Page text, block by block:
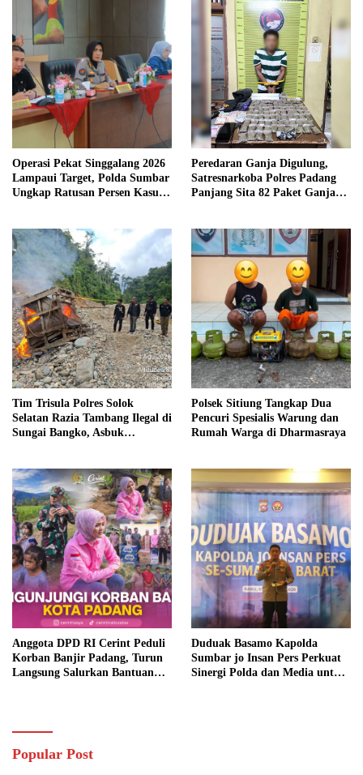
Operasi Pekat Singgalang 2026
Lampaui Target, Polda Sumbar
Ungkap Ratusan Persen Kasus
Peredaran Ganja Digulung,
Satresnarkoba Polres Padang
Panjang Sita 82 Paket Ganja
Tim Trisula Polres Solok
Selatan Razia Tambang Ilegal di
Sungai Bangko, Asbuk
Polsek Sitiung Tangkap Dua
Pencuri Spesialis Warung dan
Rumah Warga di Dharmasraya
Anggota DPD RI Cerint Peduli
Korban Banjir Padang, Turun
Langsung Salurkan Bantuan
Duduak Basamo Kapolda
Sumbar jo Insan Pers Perkuat
Sinergi Polda dan Media untuk
Popular Post